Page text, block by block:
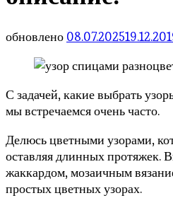
обновлено 08.07.2025
С задачей, какие выбрать
мы встречаемся очень часто.
Делюсь цветными узорами,
оставляя длинных протяжек.
жаккардом, мозаичным
простых цветных узорах.